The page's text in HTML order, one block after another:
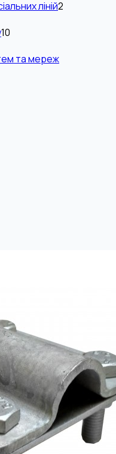
ліній2
10
та мереж